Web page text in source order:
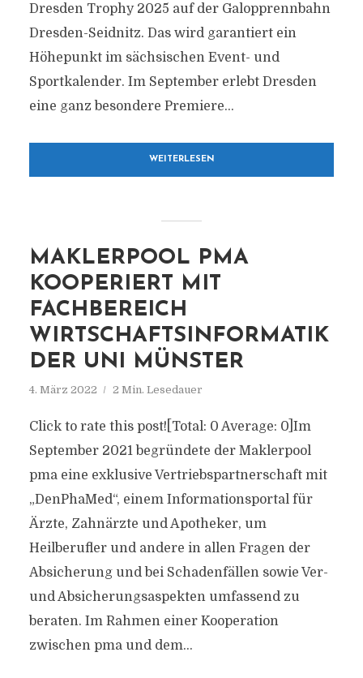
Dresden Trophy 2025 auf der Galopprennbahn
Dresden-Seidnitz. Das wird garantiert ein
Höhepunkt im sächsischen Event- und
Sportkalender. Im September erlebt Dresden
eine ganz besondere Premiere...
WEITERLESEN
MAKLERPOOL PMA
KOOPERIERT MIT
FACHBEREICH
WIRTSCHAFTSINFORMATIK
DER UNI MÜNSTER
4. März 2022 2 Min. Lesedauer
Click to rate this post![Total: 0 Average: 0]Im
September 2021 begründete der Maklerpool
pma eine exklusive Vertriebspartnerschaft mit
„DenPhaMed“, einem Informationsportal für
Ärzte, Zahnärzte und Apotheker, um
Heilberufler und andere in allen Fragen der
Absicherung und bei Schadenfällen sowie Ver-
und Absicherungsaspekten umfassend zu
beraten. Im Rahmen einer Kooperation
zwischen pma und dem...